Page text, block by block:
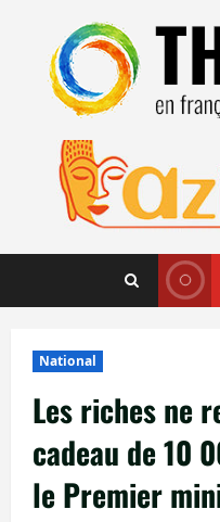
contenu
National
Les riches ne
cadeau de 10
le Premier